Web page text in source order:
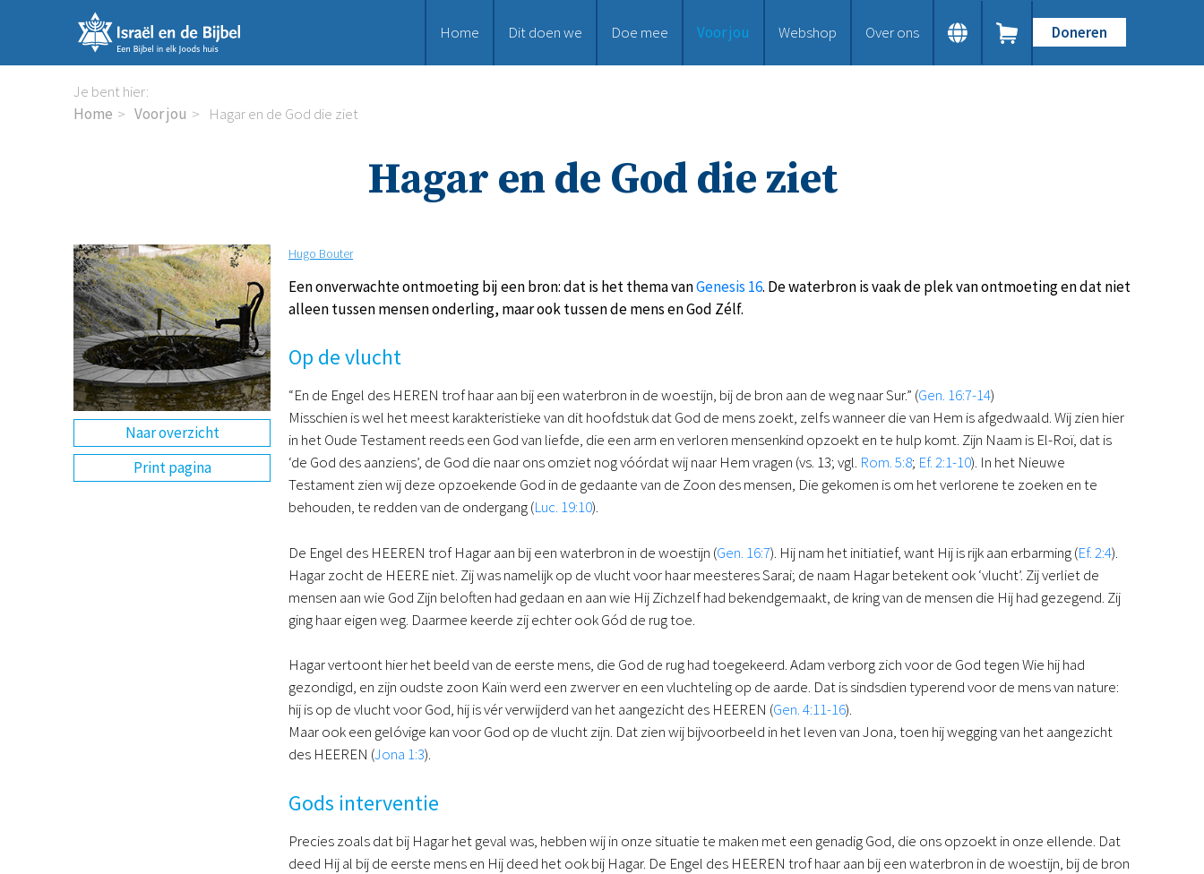
Home Dit doen we Doe mee Voor jou Webshop Over ons Doneren
Je bent hier:
Home
Voor jou Hagar en de God die ziet
Hagar en de God die ziet
Naar overzicht
Print pagina
Hugo Bouter
Een onverwachte ontmoeting bij een bron: dat is het thema vanGenesis 16. De waterbron is vaak de plek van ontmoeting en dat niet
alleen tussen mensen onderling, maar ook tussen de mens en God Zélf.
Op de vlucht
“En de Engel des HEREN trof haar aan bij een waterbron in de woestijn, bij de bron aan de weg naar Sur.” (Gen. 16:7-14)
Misschien is wel het meest karakteristieke van dit hoofdstuk dat God de mens zoekt, zelfs wanneer die van Hem is afgedwaald. Wij zien hier
in het Oude Testament reeds een God van liefde, die een arm en verloren mensenkind opzoekt en te hulp komt. Zijn Naam is El-Roï, dat is
‘de God des aanziens’, de God die naar ons omziet nog vóórdat wij naar Hem vragen (vs. 13; vgl. Rom. 5:8; Ef. 2:1-10). In het Nieuwe
Testament zien wij deze opzoekende God in de gedaante van de Zoon des mensen, Die gekomen is om het verlorene te zoeken en te
behouden, te redden van de ondergang (Luc. 19:10).
De Engel des HEEREN trof Hagar aan bij een waterbron in de woestijn (Gen. 16:7). Hij nam het initiatief, want Hij is rijk aan erbarming (Ef. 2:4).
Hagar zocht de HEERE niet. Zij was namelijk op de vlucht voor haar meesteres Sarai; de naam Hagar betekent ook ‘vlucht’. Zij verliet de
mensen aan wie God Zijn beloften had gedaan en aan wie Hij Zichzelf had bekendgemaakt, de kring van de mensen die Hij had gezegend. Zij
ging haar eigen weg. Daarmee keerde zij echter ook Gód de rug toe.
Hagar vertoont hier het beeld van de eerste mens, die God de rug had toegekeerd. Adam verborg zich voor de God tegen Wie hij had
gezondigd, en zijn oudste zoon Kaïn werd een zwerver en een vluchteling op de aarde. Dat is sindsdien typerend voor de mens van nature:
hij is op de vlucht voor God, hij is vér verwijderd van het aangezicht des HEEREN (Gen. 4:11-16).
Maar ook een gelóvige kan voor God op de vlucht zijn. Dat zien wij bijvoorbeeld in het leven van Jona, toen hij wegging van het aangezicht
des HEEREN (Jona 1:3).
Gods interventie
Precies zoals dat bij Hagar het geval was, hebben wij in onze situatie te maken met een genadig God, die ons opzoekt in onze ellende. Dat
deed Hij al bij de eerste mens en Hij deed het ook bij Hagar. De Engel des HEEREN trof haar aan bij een waterbron in de woestijn, bij de bron
Doneer
Kennisbank
Podcast
Magazine
Digitale nieuwsbrief
Agenda
Het Studiehuis (cursus)
Webshop
Over ons
Actueel
ANBI
Contact